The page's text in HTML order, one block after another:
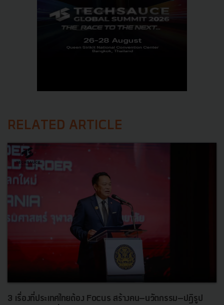
RELATED ARTICLE
3 เรื่องที่ประเทศไทยต้อง Focus สร้างคน–นวัตกรรม–ปฏิรูป